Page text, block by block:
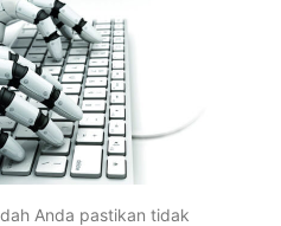
Anda pastikan tidak